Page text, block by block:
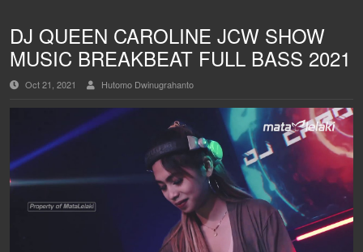
DJ QUEEN CAROLINE JCW SHOW
MUSIC BREAKBEAT FULL BASS 2021
Oct 21, 2021 Hutomo Dwinugrahanto